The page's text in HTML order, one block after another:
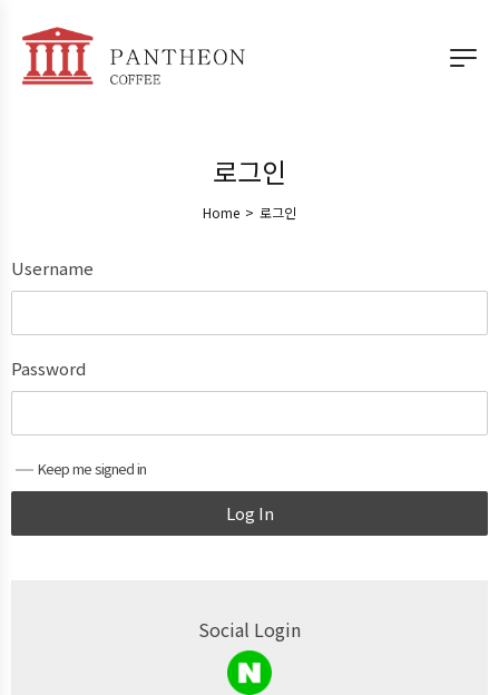
로그인
Home > 로그인
Username
Password
Keep me signed in
Log In
Social Login